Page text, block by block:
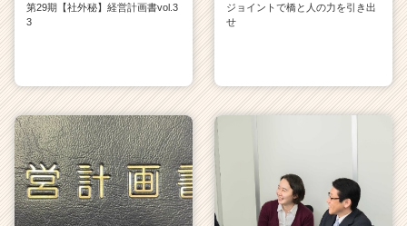
第29期【社外秘】経営計画書vol.3
3
ジョイントで橋と人の力を引き出
せ